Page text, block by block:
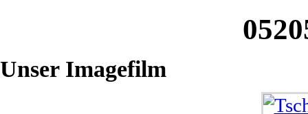
UnserImagefilm